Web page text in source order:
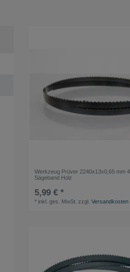
Werkzeug Prüver 2240x13x0,65 mm
Sägeband Holz
5,99 € *
* inkl. ges. MwSt. zzgl.Versandkosten